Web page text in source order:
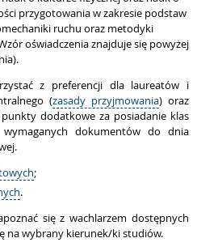
przygotowania w zakresie podstaw
ruchu oraz metodyki
oświadczenia znajduje się powyżej
z preferencji dla laureatów i
(zasady przyjmowania) oraz
dodatkowe za posiadanie klas
dokumentów do dnia
;
.
się z wachlarzem dostępnych
na wybrany kierunek/ki studiów.